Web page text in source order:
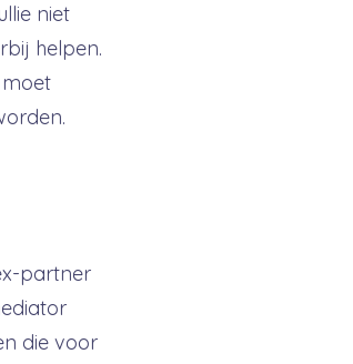
niet
helpen.
partner
die voor